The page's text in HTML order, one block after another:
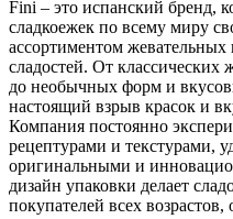
Fini – это испанский бренд,
сладкоежек по всему миру
ассортиментом
сладостей. От классических
до необычных форм и
настоящий взрыв красок и
Компания постоянно
рецептурами и текстурами,
оригинальными и
дизайн упаковки делает
покупателей всех